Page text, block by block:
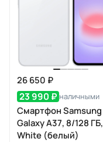
26 650 ₽
23 990 ₽ наличными
Смартфон Samsung
Galaxy A37, 8/128 ГБ,
White (белый)